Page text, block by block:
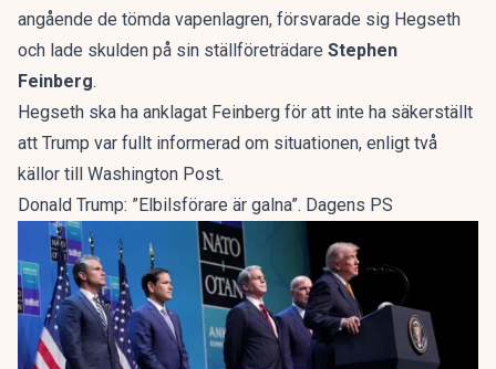
angående de tömda vapenlagren, försvarade sig Hegseth
och lade skulden på sin ställföreträdare Stephen
Feinberg.
Hegseth ska ha anklagat Feinberg för att inte ha säkerställt
att Trump var fullt informerad om situationen, enligt två
källor till Washington Post.
Donald Trump: ”Elbilsförare är galna”. Dagens PS